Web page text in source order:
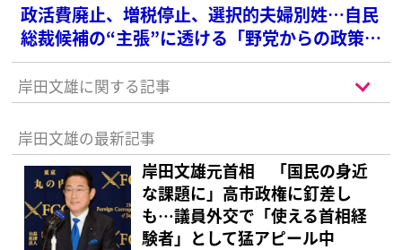
政活費廃止、増税停止、選択的夫婦別姓…自民
総裁候補の“主張”に透ける「野党からの政策パ
クリ」
岸田文雄に関する記事
岸田文雄の最新記事
岸田文雄元首相 「国民の身近
な課題に」高市政権に釘差し
も…議員外交で「使える首相経
験者」として猛アピール中